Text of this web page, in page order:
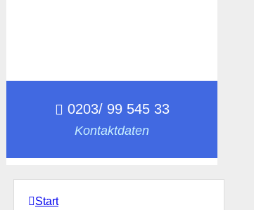
0203/ 99 545 33
Kontaktdaten
Start